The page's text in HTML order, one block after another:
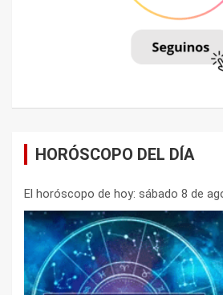
HORÓSCOPO DEL DÍA
El horóscopo de hoy: sábado 8 de